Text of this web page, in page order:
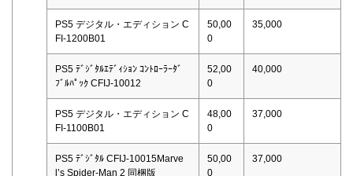
PS5 デジタル・エディション C
FI-1200B01
50,00
0
35,000
PS5 ﾃﾞｼﾞﾀﾙｴﾃﾞｨｼｮﾝ ｺﾝﾄﾛｰﾗｰﾀﾞ
ﾌﾞﾙﾊﾟｯｸ CFIJ-10012
52,00
0
40,000
PS5 デジタル・エディション C
FI-1100B01
48,00
0
37,000
PS5 ﾃﾞｼﾞﾀﾙ CFIJ-10015Marve
l’s Spider-Man 2 同梱版
50,00
0
37,000